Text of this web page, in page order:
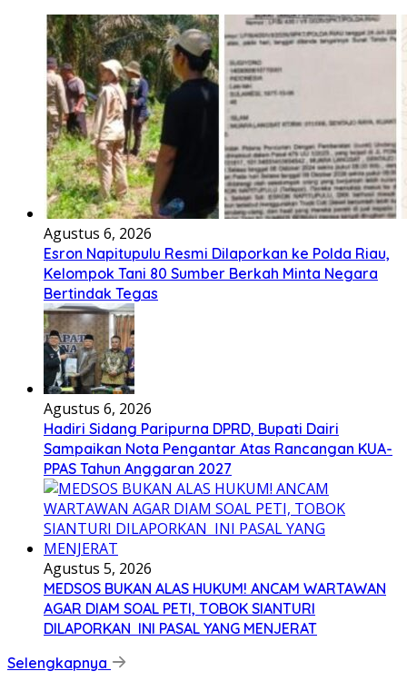
Agustus 6, 2026
Esron Napitupulu Resmi Dilaporkan ke Polda Riau,
Kelompok Tani 80 Sumber Berkah Minta Negara
Bertindak Tegas
Agustus 6, 2026
Hadiri Sidang Paripurna DPRD, Bupati Dairi
Sampaikan Nota Pengantar Atas Rancangan KUA-
PPAS Tahun Anggaran 2027
Agustus 5, 2026
MEDSOS BUKAN ALAS HUKUM! ANCAM WARTAWAN
AGAR DIAM SOAL PETI, TOBOK SIANTURI
DILAPORKAN INI PASAL YANG MENJERAT
Selengkapnya